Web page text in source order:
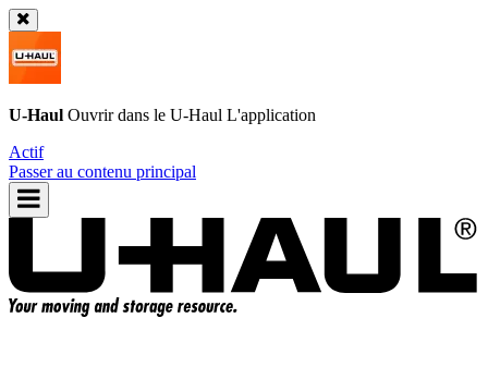
U-Haul Ouvrir dans le U-Haul L'application
Actif
Passer au contenu principal